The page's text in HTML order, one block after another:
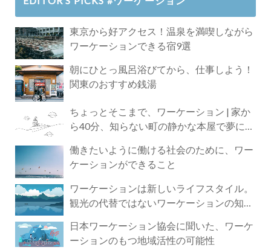
東京から好アクセス！温泉を満喫しながら
ワーケーションできる宿9選
朝にひとっ風呂浴びてから、仕事しよう！
関東のおすすめ銭湯
ちょっとそこまで、ワーケーション | 家か
ら40分、知らない町の静かな本屋で夢に近
働きたいように働ける社会のために、ワー
ケーションができること
ワーケーションは新しいライフスタイル。
観光の代替ではないワーケーションの知ら
日本ワーケーション協会に聞いた、ワーケ
ーションのもつ地域活性の可能性